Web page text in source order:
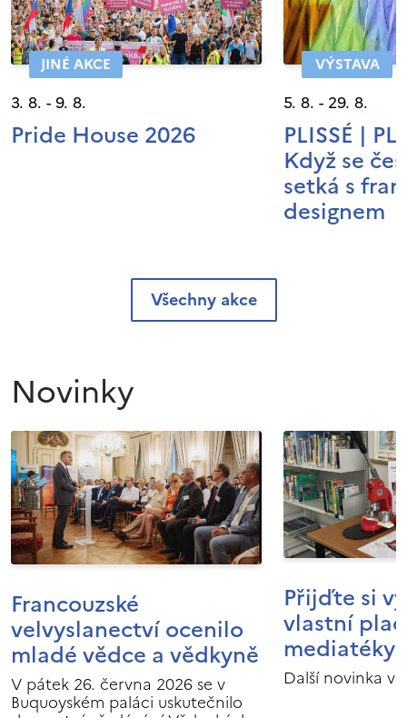
JINÉ AKCE
3. 8. - 9. 8.
Pride House 2026
VÝSTAVA
5. 8. - 29. 8.
PLISSÉ |
Když se
setká s
designem
Všechny akce
Novinky
Francouzské
velvyslanectví ocenilo
mladé vědce a vědkyně
V pátek 26. června 2026 se v
Buquoyském paláci uskutečnilo
Přijďte si
vlastní
mediatéky
Další novinka v